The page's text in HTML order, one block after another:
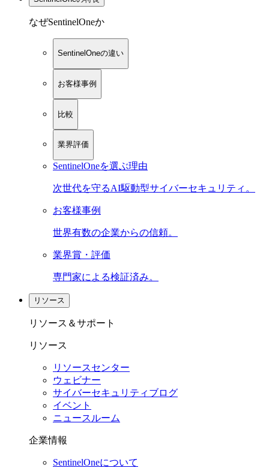
なぜSentinelOneか
SentinelOneの違い
お客様事例
比較
業界評価
SentinelOneを選ぶ理由
次世代を守るAI駆動型サイバーセキュリティ。
お客様事例
世界有数の企業からの信頼。
業界賞・評価
専門家による検証済み。
リソース
リソース＆サポート
リソース
リソースセンター
ウェビナー
サイバーセキュリティブログ
イベント
ニュースルーム
企業情報
SentinelOneについて